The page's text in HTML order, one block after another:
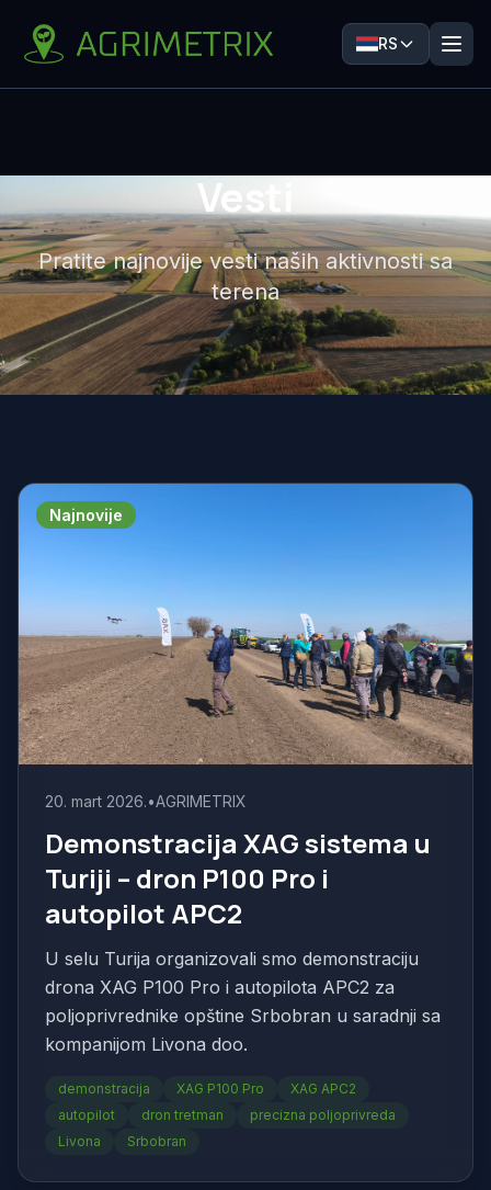
RS
Vesti
Pratite najnovije vesti naših aktivnosti sa
terena
Najnovije
20. mart 2026.•AGRIMETRIX
Demonstracija XAG sistema u
Turiji – dron P100 Pro i
autopilot APC2
U selu Turija organizovali smo demonstraciju
drona XAG P100 Pro i autopilota APC2 za
poljoprivrednike opštine Srbobran u saradnji sa
kompanijom Livona doo.
demonstracija XAG P100 Pro
XAG APC2
autopilot
dron tretman
precizna poljoprivreda
Livona
Srbobran